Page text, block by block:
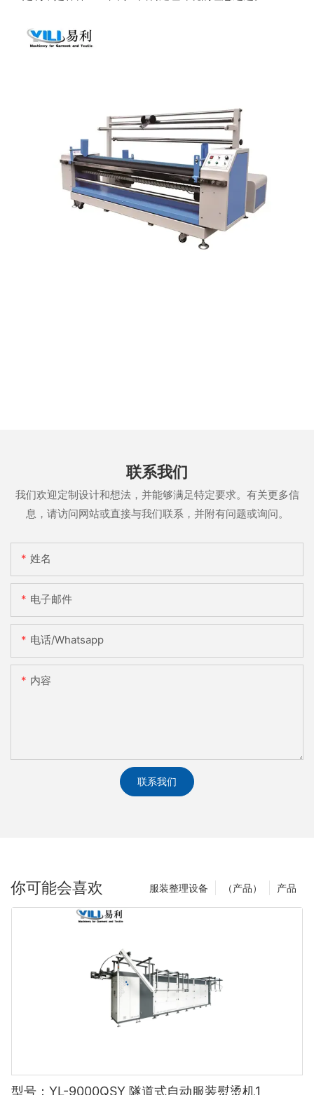
联系我们
我们欢迎定制设计和想法，并能够满足特定要求。有关更多信
息，请访问网站或直接与我们联系，并附有问题或询问。
姓名
电子邮件
电话/whatsapp
内容
联系我们
你可能会喜欢 产品
（产品）
服装整理设备
型号：YL-9000QSY 隧道式自动服装熨烫机1